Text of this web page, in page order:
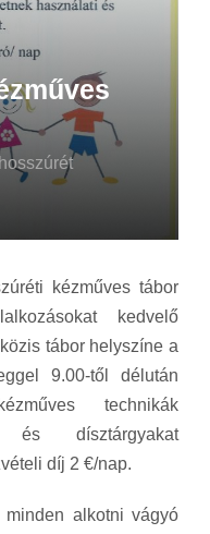
kézműves tábor
kedvelő
tábor helyszíne a
9.00-től délután
technikák
és dísztárgyakat
díj 2 €/nap.
minden alkotni vágyó